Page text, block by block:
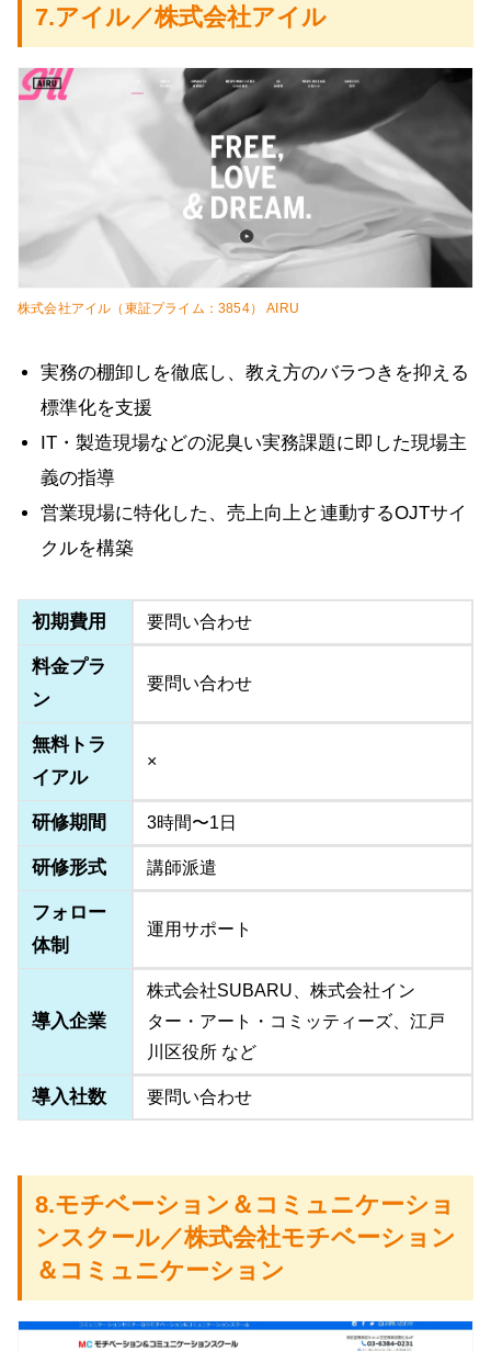
7.アイル／株式会社アイル
株式会社アイル（東証プライム：3854） AIRU
実務の棚卸しを徹底し、教え方のバラつきを抑える
標準化を支援
IT・製造現場などの泥臭い実務課題に即した現場主
義の指導
営業現場に特化した、売上向上と連動するOJTサイ
クルを構築
初期費用 要問い合わせ
料金プラ
ン
要問い合わせ
無料トラ
イアル
×
研修期間 3時間〜1日
研修形式 講師派遣
フォロー
体制
運用サポート
導入企業
株式会社SUBARU、株式会社イン
ター・アート・コミッティーズ、江戸
川区役所 など
導入社数 要問い合わせ
8.モチベーション＆コミュニケーショ
ンスクール／株式会社モチベーション
＆コミュニケーション